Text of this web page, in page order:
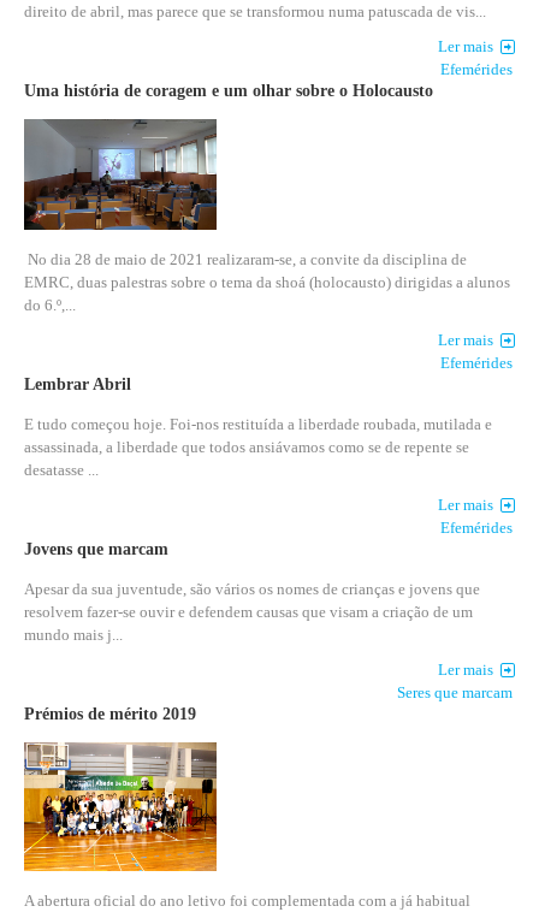
direito de abril, mas parece que se transformou numa patuscada de vis...
Ler mais
Efemérides
Uma história de coragem e um olhar sobre o Holocausto
No dia 28 de maio de 2021 realizaram-se, a convite da disciplina de
EMRC, duas palestras sobre o tema da shoá (holocausto) dirigidas a alunos
do 6.º,...
Ler mais
Efemérides
Lembrar Abril
E tudo começou hoje. Foi-nos restituída a liberdade roubada, mutilada e
assassinada, a liberdade que todos ansiávamos como se de repente se
desatasse ...
Ler mais
Efemérides
Jovens que marcam
Apesar da sua juventude, são vários os nomes de crianças e jovens que
resolvem fazer-se ouvir e defendem causas que visam a criação de um
mundo mais j...
Ler mais
Seres que marcam
Prémios de mérito 2019
A abertura oficial do ano letivo foi complementada com a já habitual